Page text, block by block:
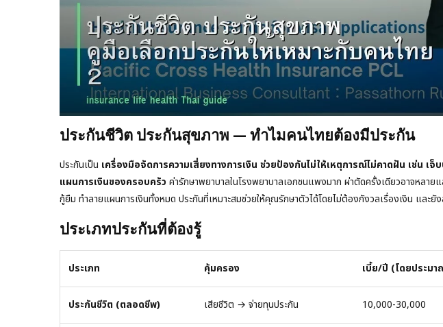
ประกันชีวิต ประกันสุขภาพ — ทำไมคนไทยต้องมีประกัน
ประกันเป็น เครื่องมือจัดการความเสี่ยงทางการเงิน ช่วยป้องกันไม่ให้เหตุการณ์ไม่คาดฝัน เช่น เ
แผนการเงินของครอบครัว ค่ารักษาพยาบาลในโรงพยาบาลเอกชนแพงมาก ผ่าตัดครั้งเดียวอาจหลาย
กู้ยืม ทำลายแผนการเงินทั้งหมด ประกันที่เหมาะสมช่วยให้คุณรักษาตัวได้โดยไม่ต้องกังวลเรื่องเงิน และยั
ประเภทประกันที่ต้องรู้
ประเภท คุ้มครอง เบี้ย/ปี (โดยประมา
ประกันชีวิต (ตลอดชีพ) เสียชีวิต → จ่ายทุนประกัน 10,000-30,000